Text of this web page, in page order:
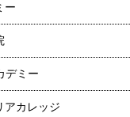
ー
デミー
アカレッジ